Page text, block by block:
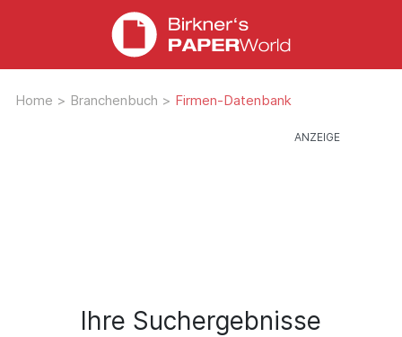
Home > Branchenbuch > Firmen-Datenbank
Ihre Suchergebnisse